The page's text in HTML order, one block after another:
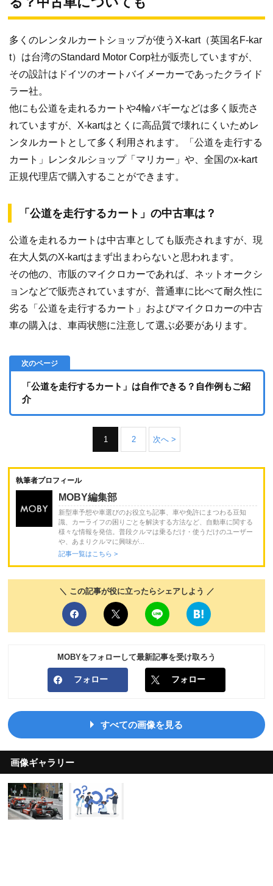
多くのレンタルカートショップが使うX-kart（英国名F-kar
t）は台湾のStandard Motor Corp社が販売していますが、
その設計はドイツのオートバイメーカーであったクライド
ラー社。
他にも公道を走れるカートや4輪バギーなどは多く販売さ
れていますが、X-kartはとくに高品質で壊れにくいためレ
ンタルカートとして多く利用されます。「公道を走行する
カート」レンタルショップ「マリカー」や、全国のx-kart
正規代理店で購入することができます。
「公道を走行するカート」の中古車は？
公道を走れるカートは中古車としても販売されますが、現
在大人気のX-kartはまず出まわらないと思われます。
その他の、市販のマイクロカーであれば、ネットオークシ
ョンなどで販売されていますが、普通車に比べて耐久性に
劣る「公道を走行するカート」およびマイクロカーの中古
車の購入は、車両状態に注意して選ぶ必要があります。
「公道を走行するカート」は自作できる？自作例もご紹
介
1 2 次へ >
執筆者プロフィール
MOBY編集部
新型車予想や車選びのお役立ち記事、車や免許にまつわる豆知
識、カーライフの困りごとを解決する方法など、自動車に関する
様々な情報を発信。普段クルマは乗るだけ・使うだけのユーザー
や、あまりクルマに興味が...
記事一覧はこちら >
＼ この記事が役に立ったらシェアしよう ／
MOBYをフォローして最新記事を受け取ろう
フォロー フォロー
すべての画像を見る
画像ギャラリー